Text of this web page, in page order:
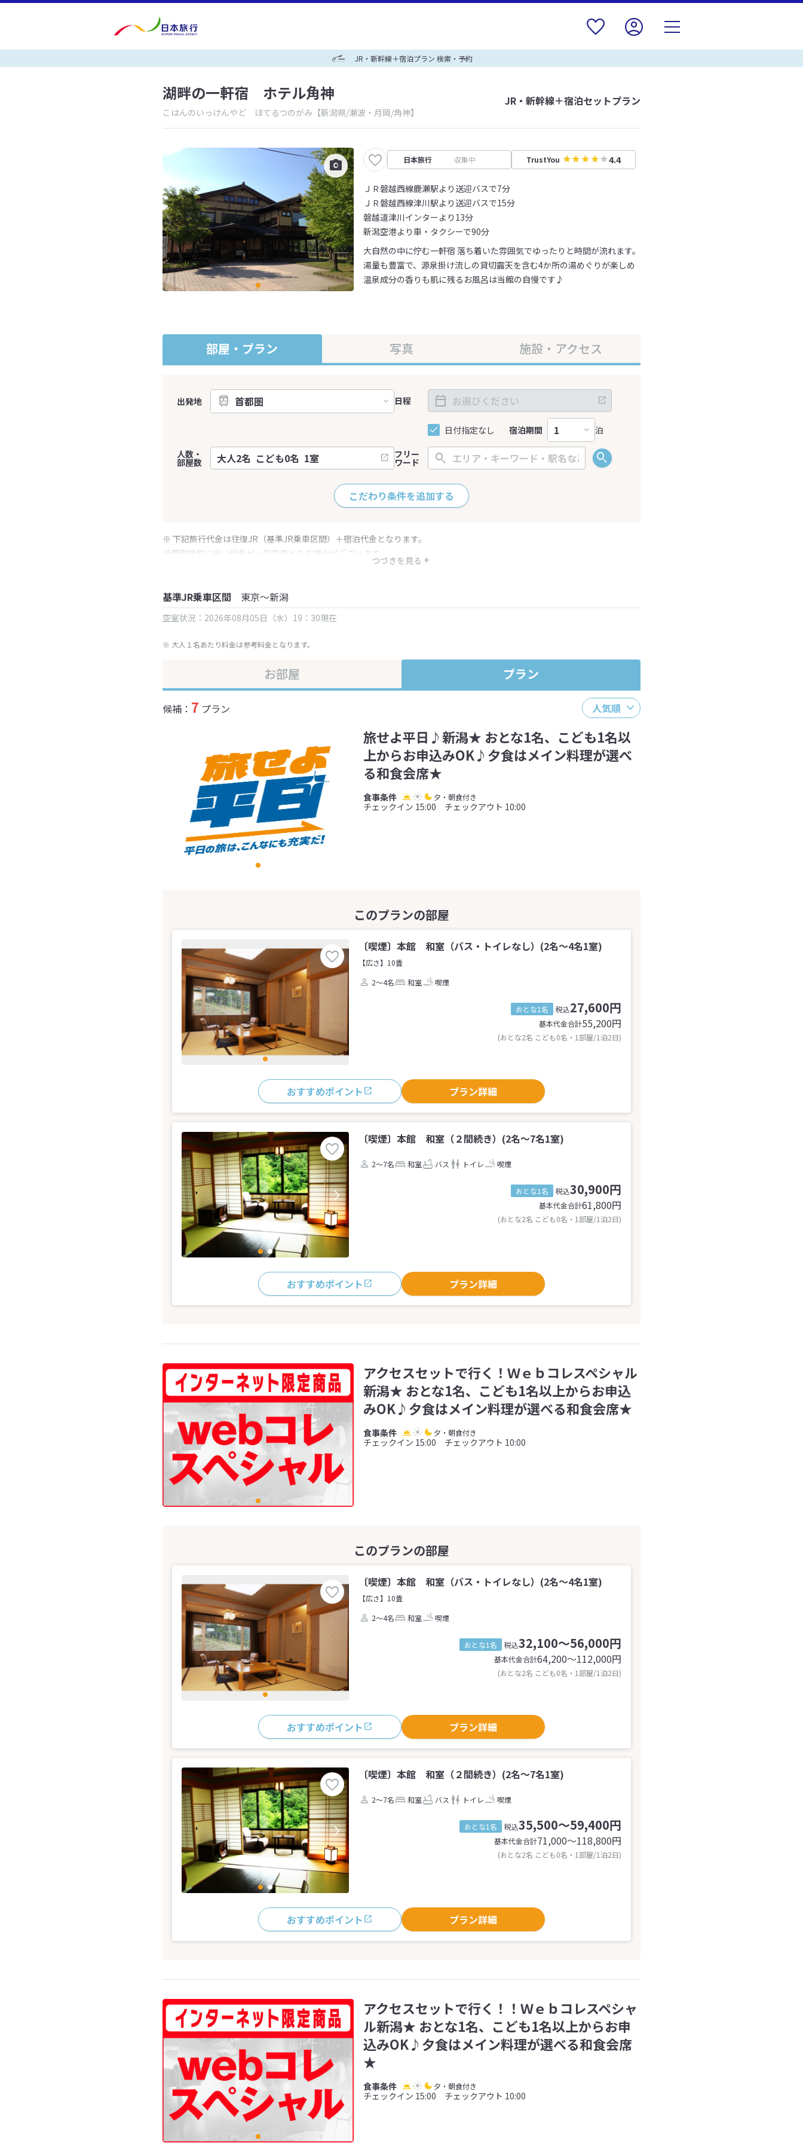
JR・新幹線＋宿泊プラン 検索・予約
湖畔の一軒宿 ホテル角神
こはんのいっけんやど ほてるつのがみ 【新潟県/瀬波・月岡/角神】
JR・新幹線＋宿泊セットプラン
日本旅行 収集中 TrustYou 4.4
ＪＲ磐越西線鹿瀬駅より送迎バスで7分
ＪＲ磐越西線津川駅より送迎バスで15分
磐越道津川インターより13分
新潟空港より車・タクシーで90分
大自然の中に佇む一軒宿 落ち着いた雰囲気でゆったりと時間が流れます。
湯量も豊富で、源泉掛け流しの貸切露天を含む4か所の湯めぐりが楽しめ
温泉成分の香りも肌に残るお風呂は当館の自慢です♪
部屋・プラン 写真 施設・アクセス
出発地 日程
日付指定なし 宿泊期間
泊
人数・
部屋数
フリー
ワード
こだわり条件を追加する
つづきを見る
※ 下記旅行代金は往復JR（基準JR乗車区間）＋宿泊代金となります。
消費税増税に伴い代金が一部変更となる場合がございます。
※ 表示されている旅行代金・プラン内容は一定時間ごとに更新されます。最終確認画面でご確認ください。
基準JR乗車区間 東京～新潟
空室状況：2026年08月05日（水）19：30現在
※ 大人１名あたり料金は参考料金となります。
お部屋 プラン
候補： 7 プラン 人気順
旅せよ平日♪新潟★ おとな1名、こども1名以
上からお申込みOK♪夕食はメイン料理が選べ
る和食会席★
夕・朝食付き
チェックイン 15:00 チェックアウト 10:00
〔喫煙〕本館 和室（バス・トイレなし）(2名～4名1室)
【広さ】10畳
2～4名
和室 喫煙
おとな1名 税込27,600円
基本代金合計55,200円
(おとな2名 こども0名・1部屋/1泊2日)
おすすめポイント プラン詳細
〔喫煙〕本館 和室（２間続き）(2名～7名1室)
2～7名 和室 バス トイレ 喫煙
おとな1名 税込30,900円
基本代金合計61,800円
(おとな2名 こども0名・1部屋/1泊2日)
おすすめポイント プラン詳細
アクセスセットで行く！Ｗｅｂコレスペシャル
新潟★ おとな1名、こども1名以上からお申込
みOK♪夕食はメイン料理が選べる和食会席★
夕・朝食付き
チェックイン 15:00 チェックアウト 10:00
〔喫煙〕本館 和室（バス・トイレなし）(2名～4名1室)
【広さ】10畳
2～4名
和室 喫煙
おとな1名 税込32,100～56,000円
基本代金合計64,200〜112,000円
(おとな2名 こども0名・1部屋/1泊2日)
おすすめポイント プラン詳細
〔喫煙〕本館 和室（２間続き）(2名～7名1室)
2～7名 和室 バス トイレ 喫煙
おとな1名 税込35,500～59,400円
基本代金合計71,000〜118,800円
(おとな2名 こども0名・1部屋/1泊2日)
おすすめポイント プラン詳細
アクセスセットで行く！！Ｗｅｂコレスペシャ
ル新潟★ おとな1名、こども1名以上からお申
込みOK♪夕食はメイン料理が選べる和食会席
★
夕・朝食付き
チェックイン 15:00 チェックアウト 10:00